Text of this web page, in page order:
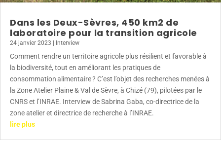
Dans les Deux-Sèvres, 450 km2 de
laboratoire pour la transition agricole
24 janvier 2023 Interview
Comment rendre un territoire agricole plus résilient et favorable à
la biodiversité, tout en améliorant les pratiques de
consommation alimentaire ? C’est l’objet des recherches menées à
la Zone Atelier Plaine & Val de Sèvre, à Chizé (79), pilotées par le
CNRS et l’INRAE. Interview de Sabrina Gaba, co-directrice de la
zone atelier et directrice de recherche à l’INRAE.
lire plus